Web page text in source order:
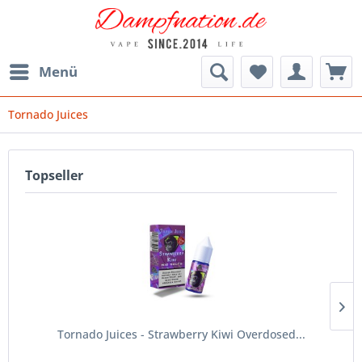
Menü
Tornado Juices
Topseller
Tornado Juices - Strawberry Kiwi Overdosed...